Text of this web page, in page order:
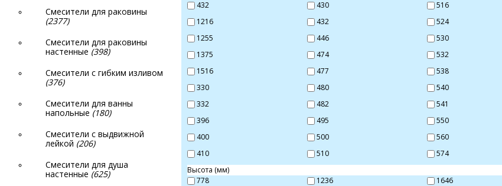
432
1216
1255
1375
1516
330
332
396
400
410
430
432
446
474
477
480
482
495
500
510
516
524
530
532
538
540
541
550
560
574
Высота (мм)
778
1236
1646
Смесители для раковины
(2377)
Смесители для раковины
настенные (398)
Смесители с гибким изливом
(376)
Смесители для ванны
напольные (180)
Смесители с выдвижной
лейкой (206)
Смесители для душа
настенные (625)